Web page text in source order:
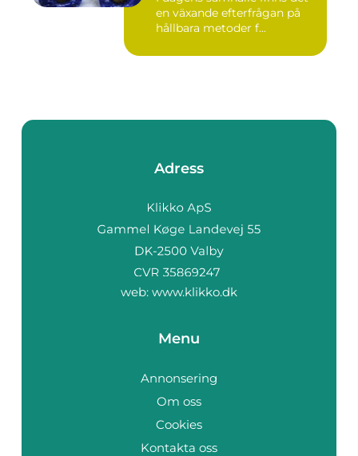
en växande efterfrågan på
hållbara metoder f...
Adress
web: www.klikko.dk
Menu
Annonsering
Om oss
Cookies
Kontakta oss